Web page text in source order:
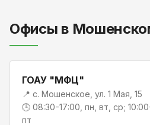
Офисы в
ГОАУ "МФЦ"
📍 с. Мошенское, ул. 1 Мая, 15
🕒 08:30-17:00, пн, вт, ср;
пт